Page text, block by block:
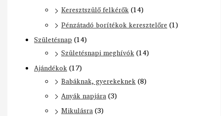
Keresztszülő felkérők(14)
Pénzátadó borítékok keresztelőre (1)
Születésnap (14)
Születésnapi meghívók(14)
Ajándékok(17)
Babáknak, gyerekeknek(8)
Anyák napjára(3)
Mikulásra(3)